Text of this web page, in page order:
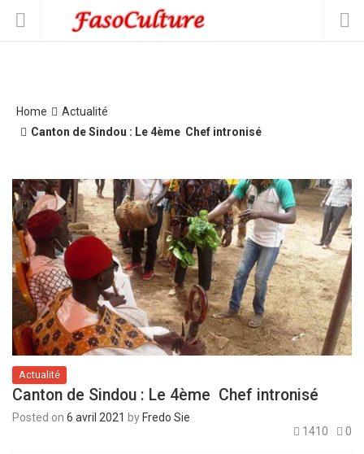
Home
Actualité
Canton de Sindou : Le 4ème Chef intronisé
Actualité
Canton de Sindou : Le 4ème Chef intronisé
Posted on 6 avril 2021 by Fredo Sie
1410
0